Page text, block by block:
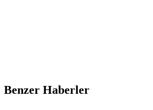
Benzer Haberler